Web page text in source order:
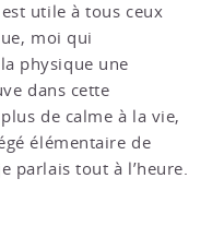
utile à tous ceux
moi qui
physique une
dans cette
de calme à la vie,
élémentaire de
parlais tout à l’heure.